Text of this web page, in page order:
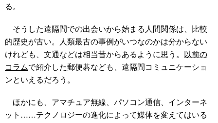
る。
そうした遠隔間での出会いから始まる人間関係は、比較
的歴史が古い。人類最古の事例がいつなのかは分からない
けれども、文通などは相当昔からあるように思う。
以前の
コラムで紹介した郵便碁なども、遠隔間コミュニケーショ
ンといえるだろう。
ほかにも、アマチュア無線、パソコン通信、インターネ
ット……テクノロジーの進化によって媒体を変えてはいる